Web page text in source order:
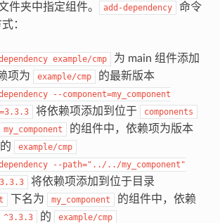
件夹中指定组件。 add-dependency
命令
：
example/cmp
为 main 组件添加
项为
example/cmp 的最新版本
--component=my_component
将依赖项添加到位于 components
my_component
的组件中，依赖项为版本
的
example/cmp
--path="../../my_component"
将依赖项添加到位于目录
下名为 my_component
的组件中，依赖
^3.3.3 的 example/cmp